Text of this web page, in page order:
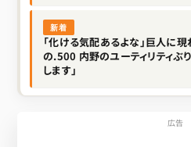
新着
「化ける気配あるよな」巨人
の.500 内野のユーティリティぶ
します」
広告